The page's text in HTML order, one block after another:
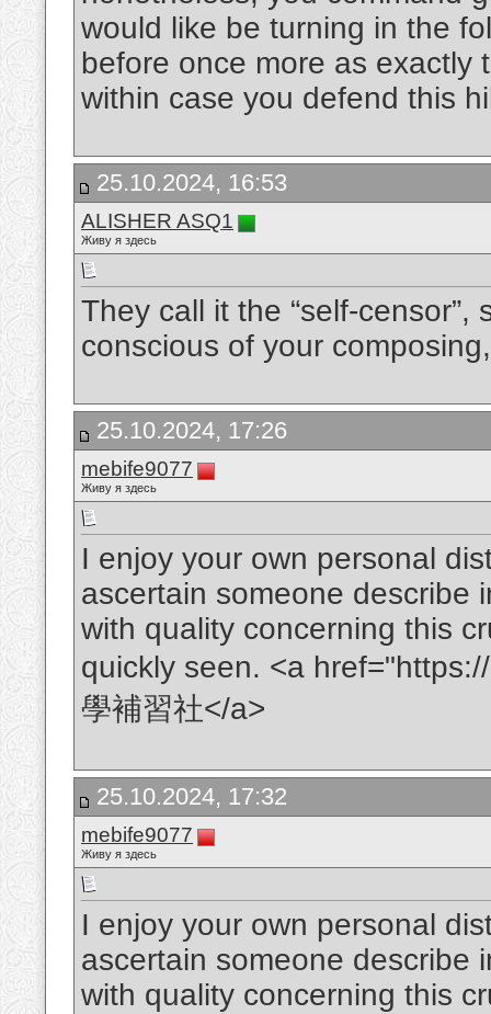
would like be turning in the
before once more as exactly
within case you defend this
25.10.2024, 16:53
ALISHER ASQ1
Живу я здесь
They call it the “self-censor”,
conscious of your
25.10.2024, 17:26
mebife9077
Живу я здесь
I enjoy your own personal
ascertain someone describe
with quality concerning this
quickly seen. <a
學補習社</a>
25.10.2024, 17:32
mebife9077
Живу я здесь
I enjoy your own personal
ascertain someone describe
with quality concerning this